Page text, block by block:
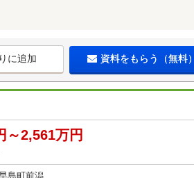
に追加 資料をもらう（無料）
～2,561万円
島町前潟